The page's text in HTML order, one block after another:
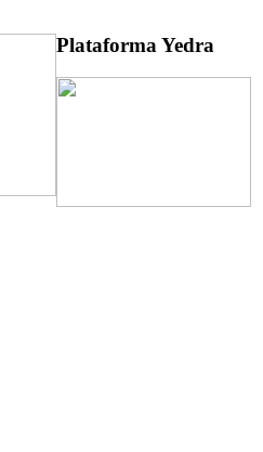
Plataforma Yedra